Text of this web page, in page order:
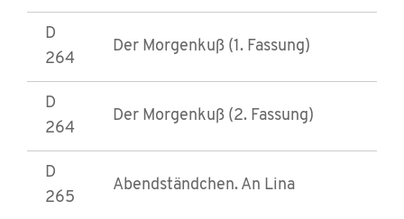
D
264
Der Morgenkuß (1. Fassung)
D
264
Der Morgenkuß (2. Fassung)
D
265
Abendständchen. An Lina